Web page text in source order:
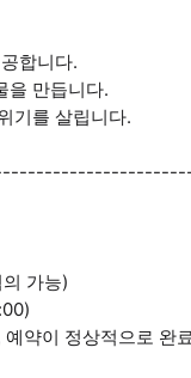
합니다.
을 만듭니다.
기를 살립니다.
가능)
예약이 정상적으로